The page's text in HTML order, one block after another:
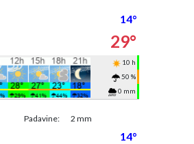
14°
29°
10 h
50 %
0 mm
Padavine: 2 mm
14°